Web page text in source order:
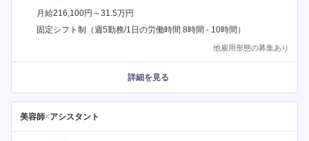
月給216,100円～31.5万円
固定シフト制（週5勤務/1日の労働時間 8時間 - 10時間）
他雇用形態の募集あり
詳細を見る
美容師×アシスタント